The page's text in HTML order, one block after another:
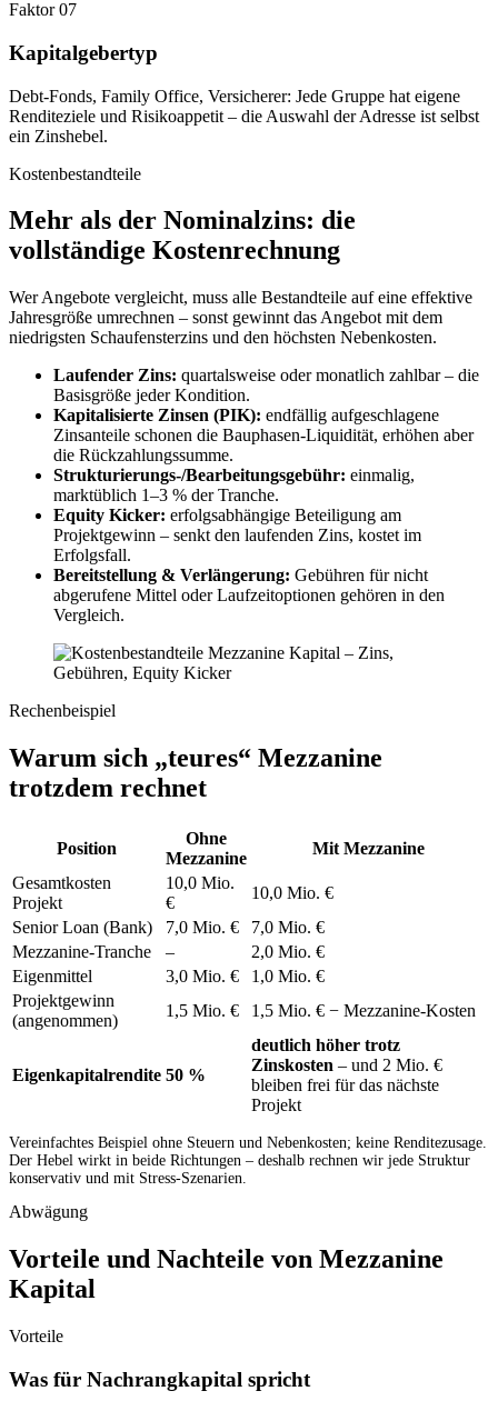
Faktor 07
Kapitalgebertyp
Debt-Fonds, Family Office, Versicherer: Jede Gruppe hat eigene
Renditeziele und Risikoappetit – die Auswahl der Adresse ist selbst
ein Zinshebel.
Kostenbestandteile
Mehr als der Nominalzins: die
vollständige Kostenrechnung
Wer Angebote vergleicht, muss alle Bestandteile auf eine effektive
Jahresgröße umrechnen – sonst gewinnt das Angebot mit dem
niedrigsten Schaufensterzins und den höchsten Nebenkosten.
Laufender Zins: quartalsweise oder monatlich zahlbar – die
Basisgröße jeder Kondition.
Kapitalisierte Zinsen (PIK): endfällig aufgeschlagene
Zinsanteile schonen die Bauphasen-Liquidität, erhöhen aber
die Rückzahlungssumme.
Strukturierungs-/Bearbeitungsgebühr: einmalig,
marktüblich 1–3 % der Tranche.
Equity Kicker: erfolgsabhängige Beteiligung am
Projektgewinn – senkt den laufenden Zins, kostet im
Erfolgsfall.
Bereitstellung & Verlängerung: Gebühren für nicht
abgerufene Mittel oder Laufzeitoptionen gehören in den
Vergleich.
Rechenbeispiel
Warum sich „teures“ Mezzanine
trotzdem rechnet
Position
Ohne
Mezzanine
Mit Mezzanine
Gesamtkosten
Projekt
10,0 Mio.
€
10,0 Mio. €
Senior Loan (Bank)
7,0 Mio. €
7,0 Mio. €
Mezzanine-Tranche
–
2,0 Mio. €
Eigenmittel
3,0 Mio. €
1,0 Mio. €
Projektgewinn
(angenommen)
1,5 Mio. € 1,5 Mio. € − Mezzanine-Kosten
Eigenkapitalrendite 50 %
deutlich höher trotz
Zinskosten – und 2 Mio. €
bleiben frei für das nächste
Projekt
Vereinfachtes Beispiel ohne Steuern und Nebenkosten; keine Renditezusage.
Der Hebel wirkt in beide Richtungen – deshalb rechnen wir jede Struktur
konservativ und mit Stress-Szenarien.
Abwägung
Vorteile und Nachteile von Mezzanine
Kapital
Vorteile
Was für Nachrangkapital spricht